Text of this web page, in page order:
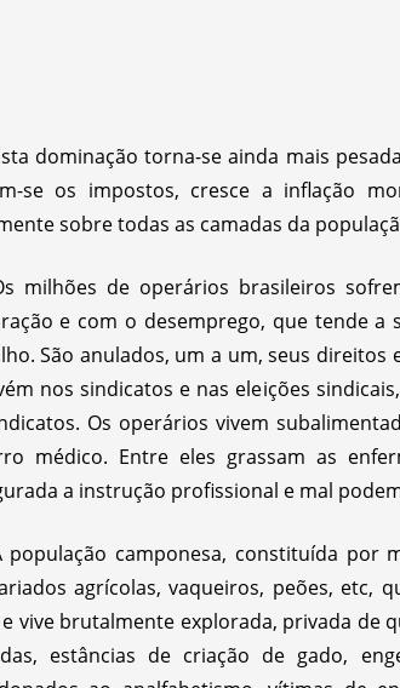
dominação torna-se ainda mais
se os impostos, cresce a inflação
sobre todas as camadas da
milhões de operários brasileiros
e com o desemprego, que tende a
São anulados, um a um, seus direitos
nos sindicatos e nas eleições
Os operários vivem
médico. Entre eles grassam as
a instrução profissional e mal
população camponesa, constituída por
agrícolas, vaqueiros, peões, etc,
vive brutalmente explorada, privada de
estâncias de criação de gado,